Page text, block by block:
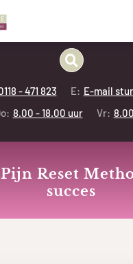
- 471 823 E: E-mail
8.00 - 18.00 uur Vr:
Reset
succes